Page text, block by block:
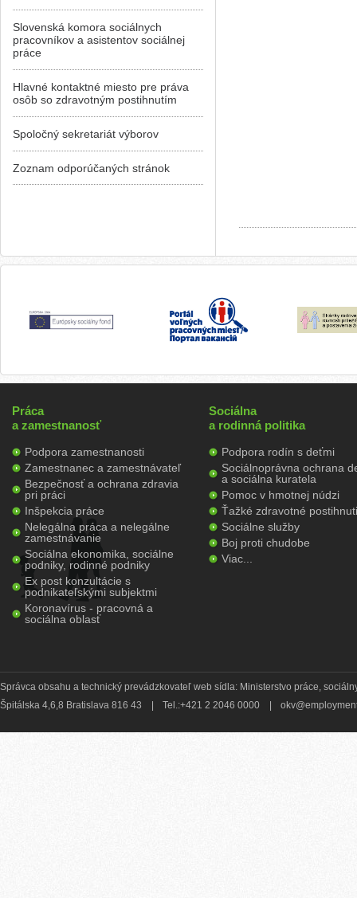
Slovenská komora sociálnych
pracovníkov a asistentov sociálnej
práce
Hlavné kontaktné miesto pre práva
osôb so zdravotným postihnutím
Spoločný sekretariát výborov
Zoznam odporúčaných stránok
Práca
a zamestnanosť
Podpora zamestnanosti
Zamestnanec a zamestnávateľ
Bezpečnosť a ochrana zdravia
pri práci
Inšpekcia práce
Nelegálna práca a nelegálne
zamestnávanie
Sociálna ekonomika, sociálne
podniky, rodinné podniky
Ex post konzultácie s
podnikateľskými subjektmi
Koronavírus - pracovná a
sociálna oblasť
Sociálna
a rodinná politika
Podpora rodín s deťmi
Sociálnoprávna ochrana
a sociálna kuratela
Pomoc v hmotnej núdzi
Ťažké zdravotné
Sociálne služby
Boj proti chudobe
Viac...
Správca obsahu a technický prevádzkovateľ web sídla: Ministerstvo práce,
Špitálska 4,6,8 Bratislava 816 43
Tel.:+421 2 2046 0000